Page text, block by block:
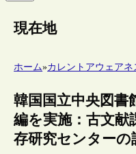
現在地
ホーム»カレントアウェアネ
韓国国立中央図書
編を実施：古文献
存研究センターの